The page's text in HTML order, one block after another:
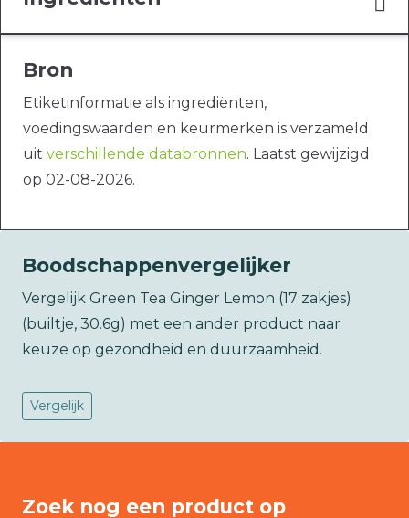
Bron
Etiketinformatie als ingrediënten,
voedingswaarden en keurmerken is verzameld
uit verschillende databronnen. Laatst gewijzigd
op 02-08-2026.
Boodschappenvergelijker
Vergelijk Green Tea Ginger Lemon (17 zakjes)
(builtje, 30.6g) met een ander product naar
keuze op gezondheid en duurzaamheid.
Vergelijk
Zoek nog een product op